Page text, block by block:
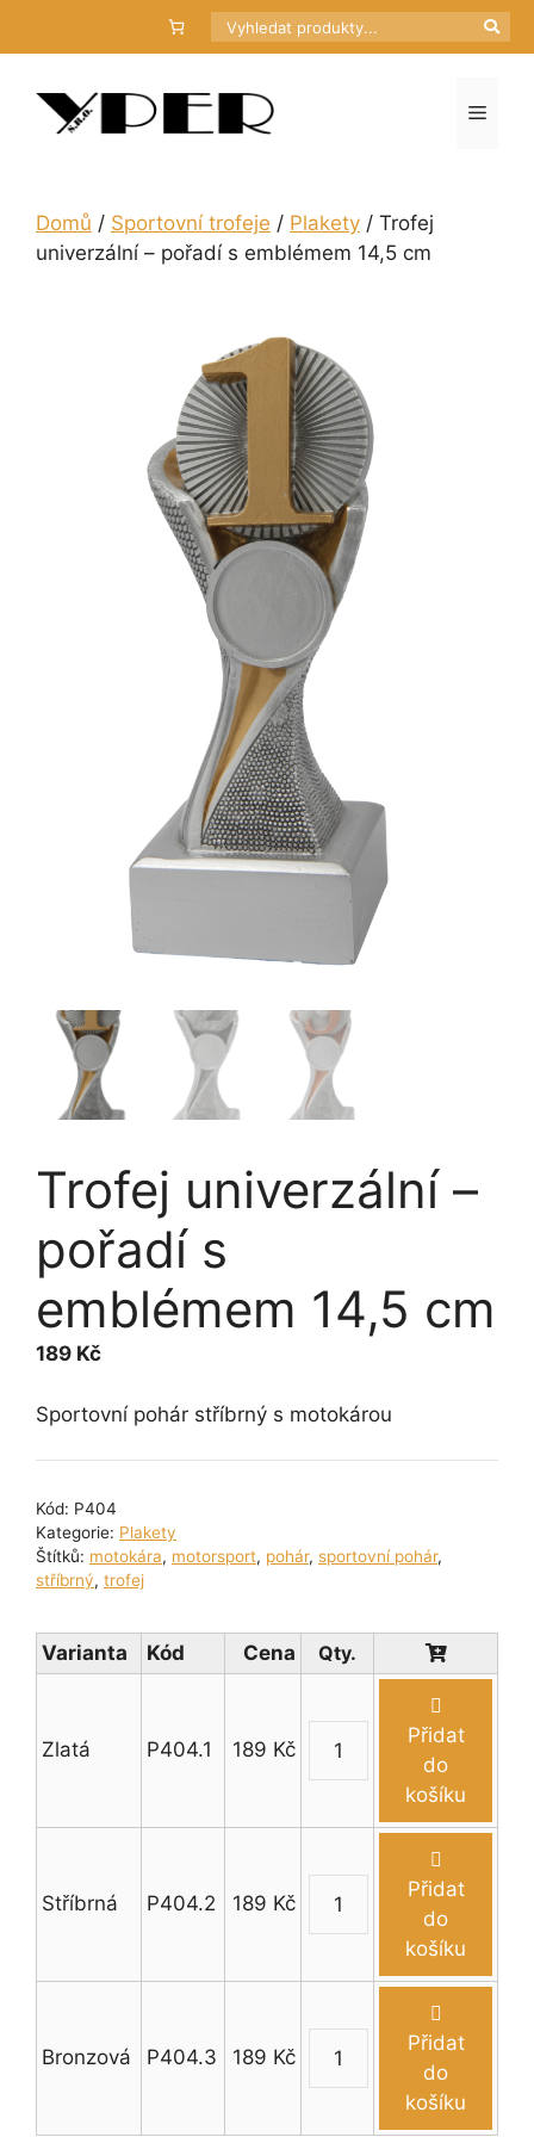
Hledat
Menu
Domů / Sportovní trofeje / Plakety / Trofej
univerzální – pořadí s emblémem 14,5 cm
Trofej univerzální –
pořadí s
emblémem 14,5 cm
189 Kč
Sportovní pohár stříbrný s motokárou
Kód: P404
Kategorie: Plakety
Štítků: motokára, motorsport, pohár, sportovní pohár,
stříbrný, trofej
Varianta Kód Cena
Zlatá P404.1 189 Kč
univerzální
-
s
emblémem
14,5
cm
množství
Přidat
do
košíku
Stříbrná P404.2 189 Kč
univerzální
-
s
emblémem
14,5
cm
Přidat
do
košíku
Bronzová P404.3 189 Kč
univerzální
-
Přidat
do
košíku